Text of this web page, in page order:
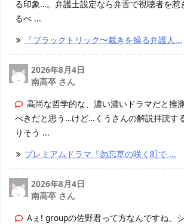
る印象…。弁護士設定なら弁舌で視聴者を惹
るべ ...
『ブラックトリック〜裁きを操る弁護人...
2026年8月4日
南高卒 さん
高尚な哲学的な、濃い濃いドラマだと推
べきだと思う…けど…くうさんの解説拝読す
りそう ...
プレミアムドラマ『勿忘草の咲く町で ...
2026年8月4日
南高卒 さん
Aぇ! groupの佐野君って方なんですね、